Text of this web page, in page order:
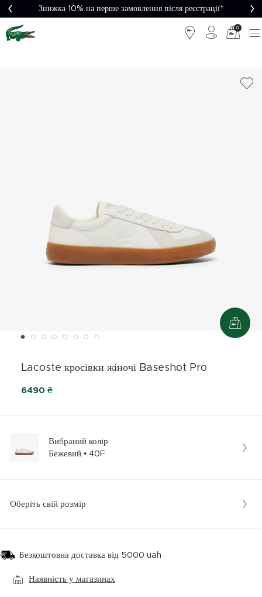
Знижка 10% на перше замовлення після реєстрації*
0
Lacoste кросівки жіночі Baseshot Pro
6490 ₴
Вибраний колір
Бежевий • 40F
Оберіть свій розмір
Безкоштовна доставка від 5000 uah
Наявність у магазинах